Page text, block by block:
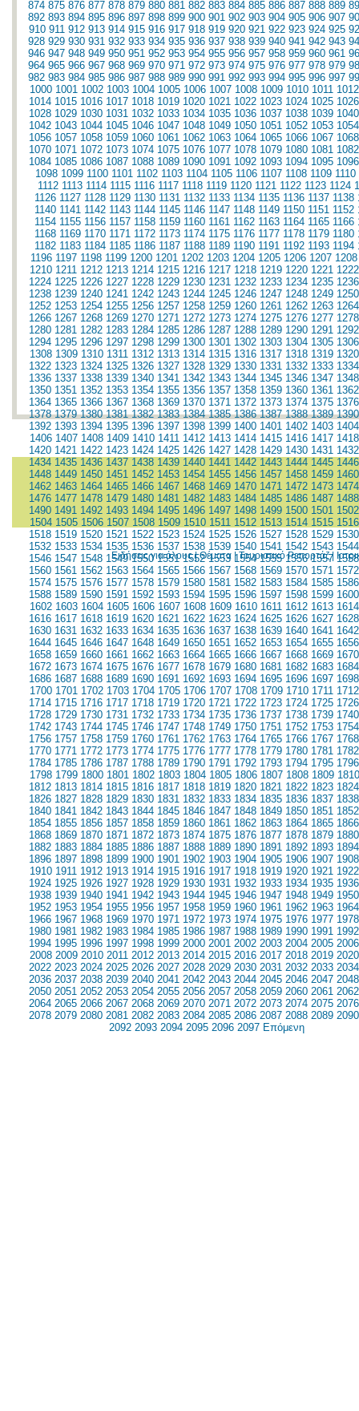
874 875 876 877 878 879 880 881 882 883 884 885 886 887 888 889
892 893 894 895 896 897 898 899 900 901 902 903 904 905 906 907
910 911 912 913 914 915 916 917 918 919 920 921 922 923 924 925
928 929 930 931 932 933 934 935 936 937 938 939 940 941 942 943
946 947 948 949 950 951 952 953 954 955 956 957 958 959 960 961
964 965 966 967 968 969 970 971 972 973 974 975 976 977 978 979
982 983 984 985 986 987 988 989 990 991 992 993 994 995 996 997
1000 1001 1002 1003 1004 1005 1006 1007 1008 1009 1010 1011 1012
1014 1015 1016 1017 1018 1019 1020 1021 1022 1023 1024 1025 1026
1028 1029 1030 1031 1032 1033 1034 1035 1036 1037 1038 1039 1040
1042 1043 1044 1045 1046 1047 1048 1049 1050 1051 1052 1053 1054
1056 1057 1058 1059 1060 1061 1062 1063 1064 1065 1066 1067 1068
1070 1071 1072 1073 1074 1075 1076 1077 1078 1079 1080 1081 1082
1084 1085 1086 1087 1088 1089 1090 1091 1092 1093 1094 1095 1096
1098 1099 1100 1101 1102 1103 1104 1105 1106 1107 1108 1109 1110
1112 1113 1114 1115 1116 1117 1118 1119 1120 1121 1122 1123 1124
1126 1127 1128 1129 1130 1131 1132 1133 1134 1135 1136 1137 1138
1140 1141 1142 1143 1144 1145 1146 1147 1148 1149 1150 1151 1152
1154 1155 1156 1157 1158 1159 1160 1161 1162 1163 1164 1165 1166
1168 1169 1170 1171 1172 1173 1174 1175 1176 1177 1178 1179 1180
1182 1183 1184 1185 1186 1187 1188 1189 1190 1191 1192 1193 1194
1196 1197 1198 1199 1200 1201 1202 1203 1204 1205 1206 1207 1208
1210 1211 1212 1213 1214 1215 1216 1217 1218 1219 1220 1221 1222
1224 1225 1226 1227 1228 1229 1230 1231 1232 1233 1234 1235 1236
1238 1239 1240 1241 1242 1243 1244 1245 1246 1247 1248 1249 1250
1252 1253 1254 1255 1256 1257 1258 1259 1260 1261 1262 1263 1264
1266 1267 1268 1269 1270 1271 1272 1273 1274 1275 1276 1277 1278
1280 1281 1282 1283 1284 1285 1286 1287 1288 1289 1290 1291 1292
1294 1295 1296 1297 1298 1299 1300 1301 1302 1303 1304 1305 1306
1308 1309 1310 1311 1312 1313 1314 1315 1316 1317 1318 1319 1320
1322 1323 1324 1325 1326 1327 1328 1329 1330 1331 1332 1333 1334
1336 1337 1338 1339 1340 1341 1342 1343 1344 1345 1346 1347 1348
1350 1351 1352 1353 1354 1355 1356 1357 1358 1359 1360 1361 1362
1364 1365 1366 1367 1368 1369 1370 1371 1372 1373 1374 1375 1376
1378 1379 1380 1381 1382 1383 1384 1385 1386 1387 1388 1389 1390
1392 1393 1394 1395 1396 1397 1398 1399 1400 1401 1402 1403 1404
1406 1407 1408 1409 1410 1411 1412 1413 1414 1415 1416 1417 1418
1420 1421 1422 1423 1424 1425 1426 1427 1428 1429 1430 1431 1432
1434 1435 1436 1437 1438 1439 1440 1441 1442 1443 1444 1445 1446
1448 1449 1450 1451 1452 1453 1454 1455 1456 1457 1458 1459 1460
1462 1463 1464 1465 1466 1467 1468 1469 1470 1471 1472 1473 1474
1476 1477 1478 1479 1480 1481 1482 1483 1484 1485 1486 1487 1488
1490 1491 1492 1493 1494 1495 1496 1497 1498 1499 1500 1501 1502
1504 1505 1506 1507 1508 1509 1510 1511 1512 1513 1514 1515 1516
1518 1519 1520 1521 1522 1523 1524 1525 1526 1527 1528 1529 1530
1532 1533 1534 1535 1536 1537 1538 1539 1540 1541 1542 1543 1544
1546 1547 1548 1549 1550 1551 1552 1553 1554 1555 1556 1557 1558
1560 1561 1562 1563 1564 1565 1566 1567 1568 1569 1570 1571 1572
1574 1575 1576 1577 1578 1579 1580 1581 1582 1583 1584 1585 1586
1588 1589 1590 1591 1592 1593 1594 1595 1596 1597 1598 1599 1600
1602 1603 1604 1605 1606 1607 1608 1609 1610 1611 1612 1613 1614
1616 1617 1618 1619 1620 1621 1622 1623 1624 1625 1626 1627 1628
1630 1631 1632 1633 1634 1635 1636 1637 1638 1639 1640 1641 1642
1644 1645 1646 1647 1648 1649 1650 1651 1652 1653 1654 1655 1656
1658 1659 1660 1661 1662 1663 1664 1665 1666 1667 1668 1669 1670
1672 1673 1674 1675 1676 1677 1678 1679 1680 1681 1682 1683 1684
1686 1687 1688 1689 1690 1691 1692 1693 1694 1695 1696 1697 1698
1700 1701 1702 1703 1704 1705 1706 1707 1708 1709 1710 1711 1712
1714 1715 1716 1717 1718 1719 1720 1721 1722 1723 1724 1725 1726
1728 1729 1730 1731 1732 1733 1734 1735 1736 1737 1738 1739 1740
1742 1743 1744 1745 1746 1747 1748 1749 1750 1751 1752 1753 1754
1756 1757 1758 1759 1760 1761 1762 1763 1764 1765 1766 1767 1768
1770 1771 1772 1773 1774 1775 1776 1777 1778 1779 1780 1781 1782
1784 1785 1786 1787 1788 1789 1790 1791 1792 1793 1794 1795 1796
1798 1799 1800 1801 1802 1803 1804 1805 1806 1807 1808 1809 1810
1812 1813 1814 1815 1816 1817 1818 1819 1820 1821 1822 1823 1824
1826 1827 1828 1829 1830 1831 1832 1833 1834 1835 1836 1837 1838
1840 1841 1842 1843 1844 1845 1846 1847 1848 1849 1850 1851 1852
1854 1855 1856 1857 1858 1859 1860 1861 1862 1863 1864 1865 1866
1868 1869 1870 1871 1872 1873 1874 1875 1876 1877 1878 1879 1880
1882 1883 1884 1885 1886 1887 1888 1889 1890 1891 1892 1893 1894
1896 1897 1898 1899 1900 1901 1902 1903 1904 1905 1906 1907 1908
1910 1911 1912 1913 1914 1915 1916 1917 1918 1919 1920 1921 1922
1924 1925 1926 1927 1928 1929 1930 1931 1932 1933 1934 1935 1936
1938 1939 1940 1941 1942 1943 1944 1945 1946 1947 1948 1949 1950
1952 1953 1954 1955 1956 1957 1958 1959 1960 1961 1962 1963 1964
1966 1967 1968 1969 1970 1971 1972 1973 1974 1975 1976 1977 1978
1980 1981 1982 1983 1984 1985 1986 1987 1988 1989 1990 1991 1992
1994 1995 1996 1997 1998 1999 2000 2001 2002 2003 2004 2005 2006
2008 2009 2010 2011 2012 2013 2014 2015 2016 2017 2018 2019 2020
2022 2023 2024 2025 2026 2027 2028 2029 2030 2031 2032 2033 2034
2036 2037 2038 2039 2040 2041 2042 2043 2044 2045 2046 2047 2048
2050 2051 2052 2053 2054 2055 2056 2057 2058 2059 2060 2061 2062
2064 2065 2066 2067 2068 2069 2070 2071 2072 2073 2074 2075 2076
2078 2079 2080 2081 2082 2083 2084 2085 2086 2087 2088 2089 2090
2092 2093 2094 2095 2096 2097 Επόμενη
Ειδήσεις για όλους|Θέματα|Τουριστικό Ρεπορτάζ|